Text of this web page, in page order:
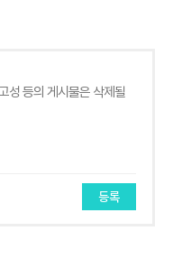
등록